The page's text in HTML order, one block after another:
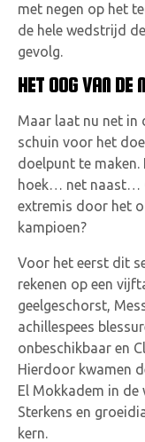
met negen op het
de hele wedstrijd
gevolg.
HET OOG VAN
Maar laat nu net in
schuin voor het
doelpunt te
hoek… net naast…
extremis door het
kampioen?
Voor het eerst dit
rekenen op een
geelgeschorst,
achillespees
onbeschikbaar en
Hierdoor kwamen
El Mokkadem in de
Sterkens en
kern.